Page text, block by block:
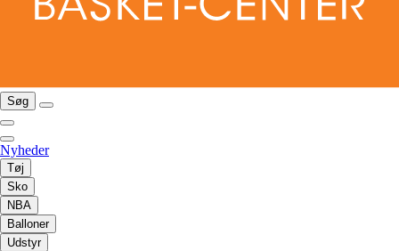
Søg
Nyheder
Tøj
Sko
NBA
Balloner
Udstyr